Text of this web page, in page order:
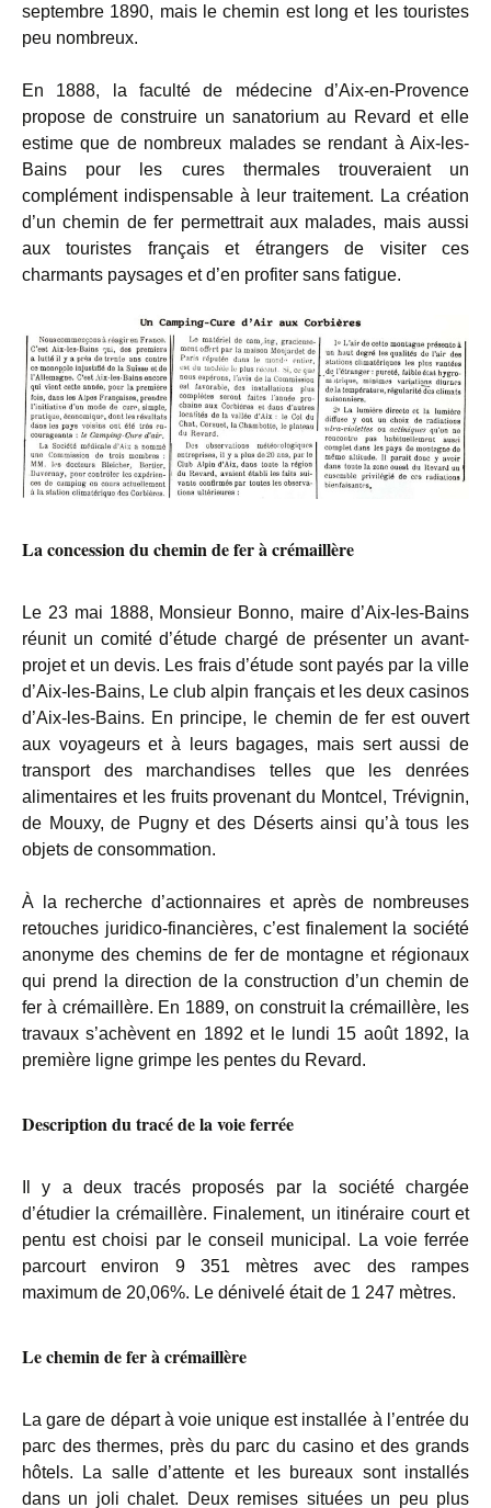
septembre 1890, mais le chemin est long et les touristes
peu nombreux.
En 1888, la faculté de médecine d’Aix-en-Provence
propose de construire un sanatorium au Revard et elle
estime que de nombreux malades se rendant à Aix-les-
Bains pour les cures thermales trouveraient un
complément indispensable à leur traitement. La création
d’un chemin de fer permettrait aux malades, mais aussi
aux touristes français et étrangers de visiter ces
charmants paysages et d’en profiter sans fatigue.
La concession du chemin de fer à crémaillère
Le 23 mai 1888, Monsieur Bonno, maire d’Aix-les-Bains
réunit un comité d’étude chargé de présenter un avant-
projet et un devis. Les frais d’étude sont payés par la ville
d’Aix-les-Bains, Le club alpin français et les deux casinos
d’Aix-les-Bains. En principe, le chemin de fer est ouvert
aux voyageurs et à leurs bagages, mais sert aussi de
transport des marchandises telles que les denrées
alimentaires et les fruits provenant du Montcel, Trévignin,
de Mouxy, de Pugny et des Déserts ainsi qu’à tous les
objets de consommation.
À la recherche d’actionnaires et après de nombreuses
retouches juridico-financières, c’est finalement la société
anonyme des chemins de fer de montagne et régionaux
qui prend la direction de la construction d’un chemin de
fer à crémaillère. En 1889, on construit la crémaillère, les
travaux s’achèvent en 1892 et le lundi 15 août 1892, la
première ligne grimpe les pentes du Revard.
Description du tracé de la voie ferrée
Il y a deux tracés proposés par la société chargée
d’étudier la crémaillère. Finalement, un itinéraire court et
pentu est choisi par le conseil municipal. La voie ferrée
parcourt environ 9 351 mètres avec des rampes
maximum de 20,06%. Le dénivelé était de 1 247 mètres.
Le chemin de fer à crémaillère
La gare de départ à voie unique est installée à l’entrée du
parc des thermes, près du parc du casino et des grands
hôtels. La salle d’attente et les bureaux sont installés
dans un joli chalet. Deux remises situées un peu plus